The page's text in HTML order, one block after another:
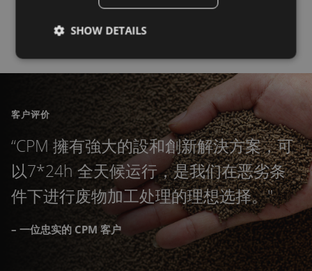
破碎机
CPM 坚固的破碎机专为将坚硬的材料分解为各种工业
应用所需的尺寸而设计，可实现精确的粒度减小。
破碎机
破粒机
使用 CPM 的破碎机优化饲料加工，该破碎机以其均
匀的粒度分布和稳定生产的可靠性而闻名。
客户评价
“CPM 擁有強大的設和創新解決方案，可
以7*24h 全天候运行，是我们在恶劣条
件下进行废物加工处理的理想选择。"
– 一位忠实的 CPM 客户
SHOW DETAILS